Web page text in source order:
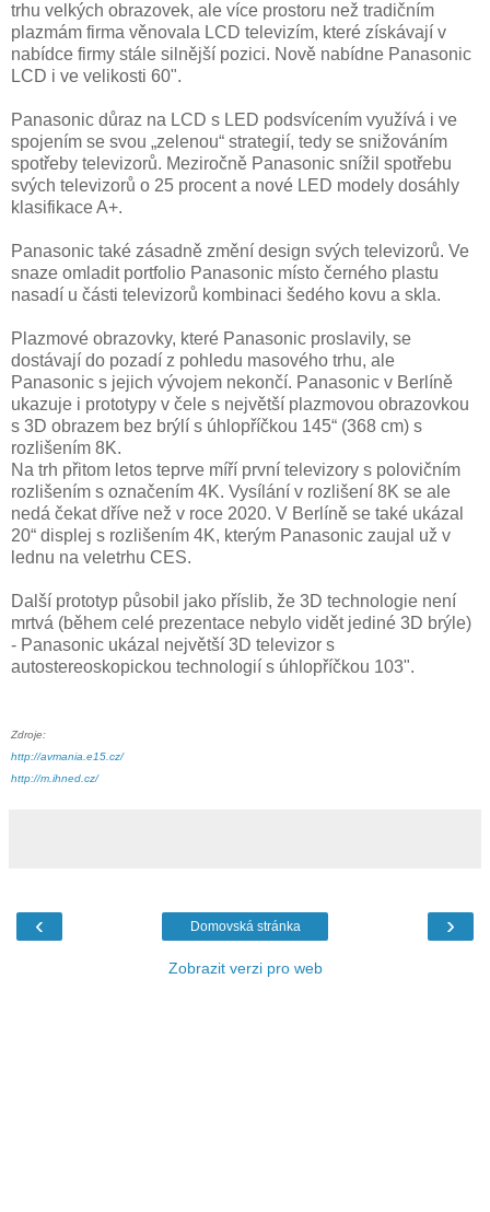
trhu velkých obrazovek, ale více prostoru než tradičním
plazmám firma věnovala LCD televizím, které získávají v
nabídce firmy stále silnější pozici. Nově nabídne Panasonic
LCD i ve velikosti 60".
Panasonic důraz na LCD s LED podsvícením využívá i ve
spojením se svou „zelenou“ strategií, tedy se snižováním
spotřeby televizorů. Meziročně Panasonic snížil spotřebu
svých televizorů o 25 procent a nové LED modely dosáhly
klasifikace A+.
Panasonic také zásadně změní design svých televizorů. Ve
snaze omladit portfolio Panasonic místo černého plastu
nasadí u části televizorů kombinaci šedého kovu a skla.
Plazmové obrazovky, které Panasonic proslavily, se
dostávají do pozadí z pohledu masového trhu, ale
Panasonic s jejich vývojem nekončí. Panasonic v Berlíně
ukazuje i prototypy v čele s největší plazmovou obrazovkou
s 3D obrazem bez brýlí s úhlopříčkou 145“ (368 cm) s
rozlišením 8K.
Na trh přitom letos teprve míří první televizory s polovičním
rozlišením s označením 4K. Vysílání v rozlišení 8K se ale
nedá čekat dříve než v roce 2020. V Berlíně se také ukázal
20“ displej s rozlišením 4K, kterým Panasonic zaujal už v
lednu na veletrhu CES.
Další prototyp působil jako příslib, že 3D technologie není
mrtvá (během celé prezentace nebylo vidět jediné 3D brýle)
- Panasonic ukázal největší 3D televizor s
autostereoskopickou technologií s úhlopříčkou 103".
Zdroje:
http://avmania.e15.cz/
http://m.ihned.cz/
‹ ›
Domovská stránka
Zobrazit verzi pro web